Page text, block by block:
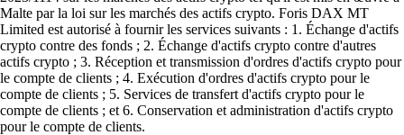
Malte par la loi sur les marchés des actifs crypto. Foris DAX MT
Limited est autorisé à fournir les services suivants : 1. Échange d'actifs
crypto contre des fonds ; 2. Échange d'actifs crypto contre d'autres
actifs crypto ; 3. Réception et transmission d'ordres d'actifs crypto pour
le compte de clients ; 4. Exécution d'ordres d'actifs crypto pour le
compte de clients ; 5. Services de transfert d'actifs crypto pour le
compte de clients ; et 6. Conservation et administration d'actifs crypto
pour le compte de clients.